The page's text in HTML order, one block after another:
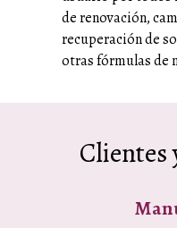
de renovación,
recuperación de
otras fórmulas de
Clientes